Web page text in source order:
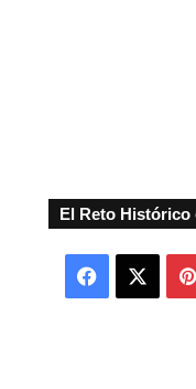
El Reto Histórico
Facebook